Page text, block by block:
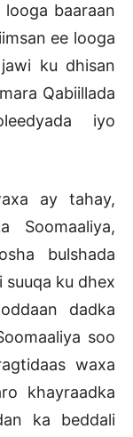
baaraan
ee looga
ku dhisan
Qabiillada
iyo
ay tahay,
Soomaaliya,
bulshada
suuqa ku dhex
dadka
soo
waxa
khayraadka
ka beddali